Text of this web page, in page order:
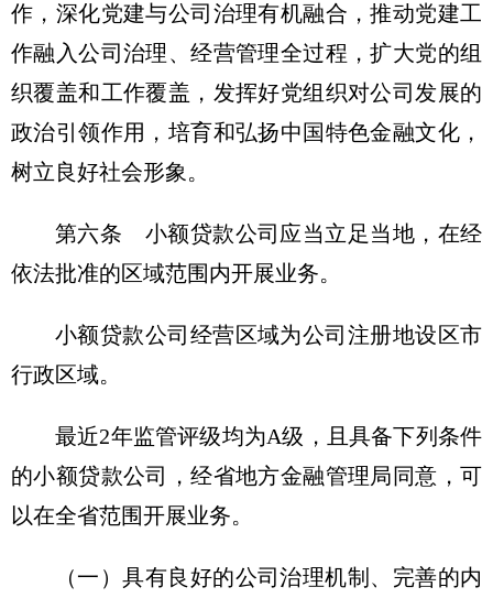
作，深化党建与公司治理有机融合，推动党建工
作融入公司治理、经营管理全过程，扩大党的组
织覆盖和工作覆盖，发挥好党组织对公司发展的
政治引领作用，培育和弘扬中国特色金融文化，
树立良好社会形象。
第六条 小额贷款公司应当立足当地，在经
依法批准的区域范围内开展业务。
小额贷款公司经营区域为公司注册地设区市
行政区域。
最近2年监管评级均为A级，且具备下列条件
的小额贷款公司，经省地方金融管理局同意，可
以在全省范围开展业务。
（一）具有良好的公司治理机制、完善的内